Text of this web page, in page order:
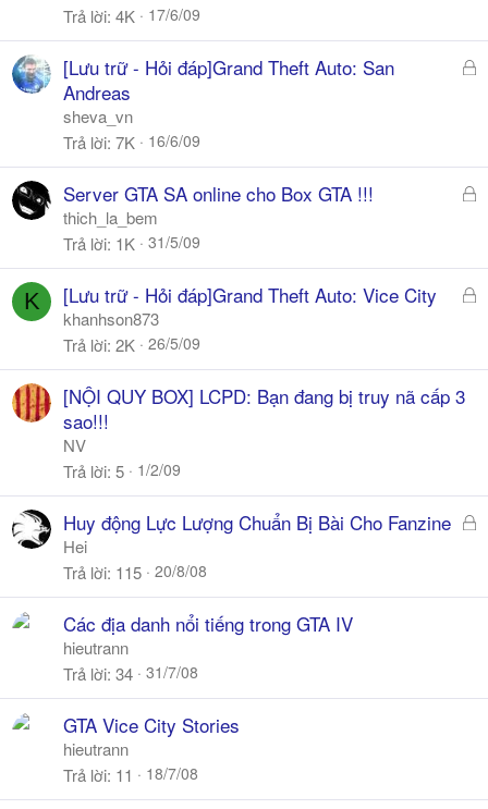
h
a
Trả lời 4K 17/6/09
Đ
ó
[Lưu trữ - Hỏi đáp]Grand Theft Auto: San
Andreas
sheva_vn
Trả lời 7K 16/6/09
Đ
h
a
Server GTA SA online cho Box GTA !!!
thich_la_bem
Trả lời 1K 31/5/09
K
Đ
h
[Lưu trữ - Hỏi đáp]Grand Theft Auto: Vice City
khanhson873
Trả lời 2K 26/5/09
[NỘI QUY BOX] LCPD: Bạn đang bị truy nã cấp 3
sao!!!
NV
Trả lời 5 1/2/09
Đ
h
Huy động Lực Lượng Chuẩn Bị Bài Cho Fanzine
Hei
Trả lời 115 20/8/08
Các địa danh nổi tiếng trong GTA IV
hieutrann
Trả lời 34 31/7/08
GTA Vice City Stories
hieutrann
Trả lời 11 18/7/08